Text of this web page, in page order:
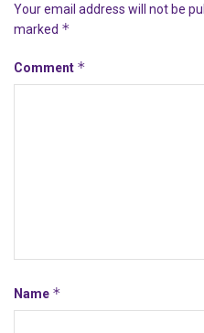
Your email address will not be
marked *
Comment *
Name *